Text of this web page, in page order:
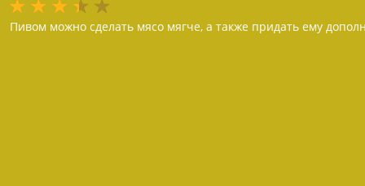
Пивом можно сделать мясо мягче, а также придать ему